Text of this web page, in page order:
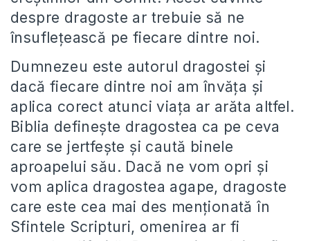
despre dragoste ar trebuie să ne
însuflețească pe fiecare dintre noi.
Dumnezeu este autorul dragostei și
dacă fiecare dintre noi am învăța și
aplica corect atunci viața ar arăta altfel.
Biblia definește dragostea ca pe ceva
care se jertfește și caută binele
aproapelui său. Dacă ne vom opri și
vom aplica dragostea agape, dragoste
care este cea mai des menționată în
Sfintele Scripturi, omenirea ar fi